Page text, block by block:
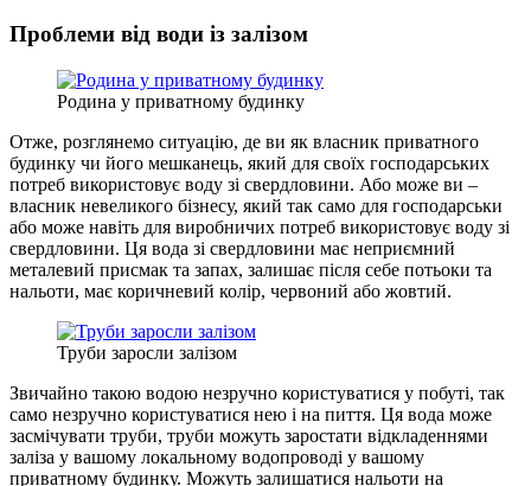
Проблеми від води із залізом
Родина у приватному будинку
Отже, розглянемо ситуацію, де ви як власник приватного
будинку чи його мешканець, який для своїх господарських
потреб використовує воду зі свердловини. Або може ви –
власник невеликого бізнесу, який так само для господарськи
або може навіть для виробничих потреб використовує воду зі
свердловини. Ця вода зі свердловини має неприємний
металевий присмак та запах, залишає після себе потьоки та
нальоти, має коричневий колір, червоний або жовтий.
Труби заросли залізом
Звичайно такою водою незручно користуватися у побуті, так
само незручно користуватися нею і на пиття. Ця вода може
засмічувати труби, труби можуть заростати відкладеннями
заліза у вашому локальному водопроводі у вашому
приватному будинку. Можуть залишатися нальоти на